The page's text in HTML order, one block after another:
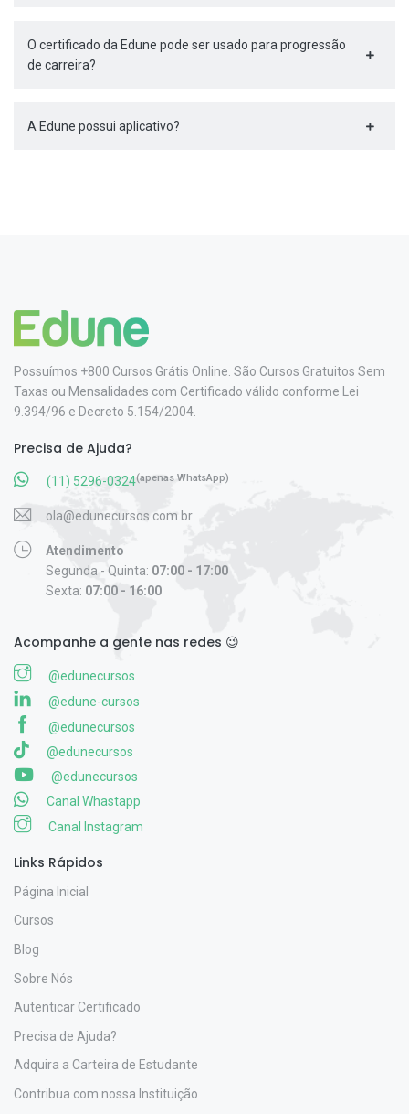
O certificado da Edune pode ser usado para progressão
de carreira?
A Edune possui aplicativo?
Possuímos +800 Cursos Grátis Online. São Cursos Gratuitos Sem
Taxas ou Mensalidades com Certificado válido conforme Lei
9.394/96 e Decreto 5.154/2004.
Precisa de Ajuda?
(11) 5296-0324(apenas WhatsApp)
ola@edunecursos.com.br
Atendimento
Segunda - Quinta: 07:00 - 17:00
Sexta: 07:00 - 16:00
Acompanhe a gente nas redes 😉
@edunecursos
@edune-cursos
@edunecursos
@edunecursos
@edunecursos
Canal Whastapp
Canal Instagram
Links Rápidos
Página Inicial
Cursos
Blog
Sobre Nós
Autenticar Certificado
Precisa de Ajuda?
Adquira a Carteira de Estudante
Contribua com nossa Instituição